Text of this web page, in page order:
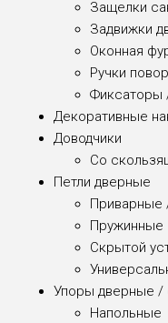
Защелки
Задвижки
Оконная
Ручки
Фиксаторы
Декоративные
Доводчики
Со
Петли дверные
Приварные
Пружинные
Скрытой
Упоры дверные /
Напольные